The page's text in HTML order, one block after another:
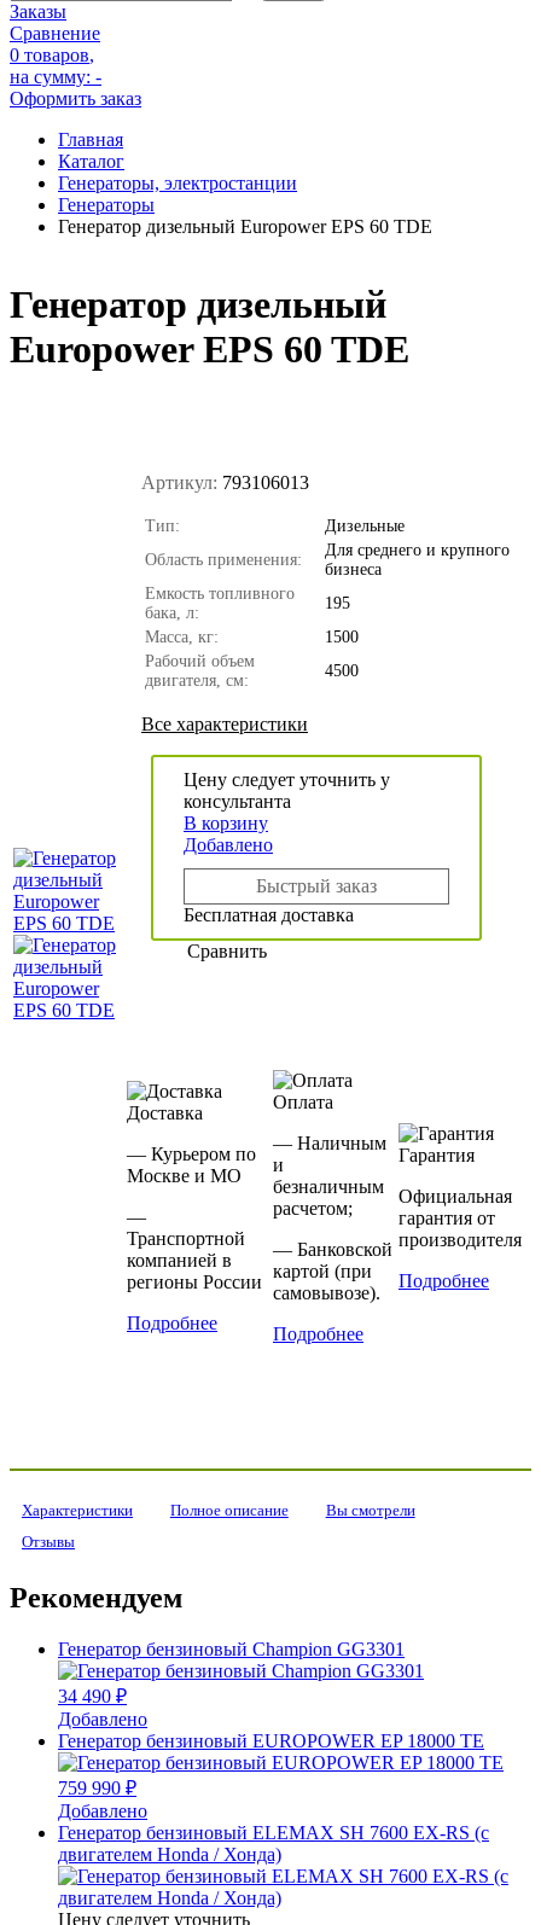
Заказы
Сравнение
0 товаров,
на сумму: -
Оформить заказ
Главная
Каталог
Генераторы, электростанции
Генераторы
Генератор дизельный Europower EPS 60 TDE
Генератор дизельный
Europower EPS 60 TDE
Артикул: 793106013
Тип:
Дизельные
Область применения:
Для среднего и крупного
бизнеса
Емкость топливного
бака, л:
195
Масса, кг:
1500
Рабочий объем
двигателя, см:
4500
Все характеристики
Цену следует уточнить у
консультанта
В корзину
Добавлено
Быстрый заказ
Бесплатная доставка
Сравнить
Доставка
— Курьером по
Москве и МО
—
Транспортной
компанией в
регионы России
Подробнее
Оплата
— Наличным
и
безналичным
расчетом;
— Банковской
картой (при
самовывозе).
Подробнее
Гарантия
Официальная
гарантия от
производителя
Подробнее
Характеристики Полное описание
Вы смотрели
Отзывы
Рекомендуем
Генератор бензиновый Champion GG3301
34 490 ₽
Добавлено
Генератор бензиновый EUROPOWER EP 18000 TЕ
759 990 ₽
Добавлено
Генератор бензиновый ELEMAX SH 7600 EX-RS (с
двигателем Honda / Хонда)
Цену следует уточнить